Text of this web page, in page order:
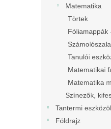
Matematika
Törtek
Fóliamappák
Tanulói
Matematikai
Matematika
Színezők,
Tantermi
Földrajz